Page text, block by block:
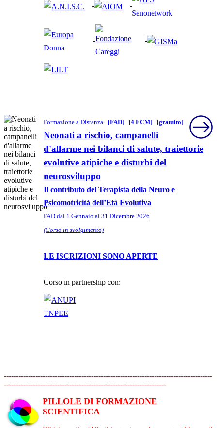
Formazione a Distanza [FAD] [4 ECM] [gratuito]
Neonati a rischio, campanelli
d'allarme nei bilanci di salute, traiettorie
evolutive atipiche e disturbi del
neurosviluppo
Il contributo del Terapista della Neuro e
Psicomotricità dell’Età Evolutiva
FAD dal 1 Gennaio al 31 Dicembre 2026
(Corso in svolgimento)
LE ISCRIZIONI SONO APERTE
Corso in partnership con:
--------------------------------------------------------------------------------------
-------------------------------------------------------------------
PILLOLE DI FORMAZIONE
SCIENTIFICA